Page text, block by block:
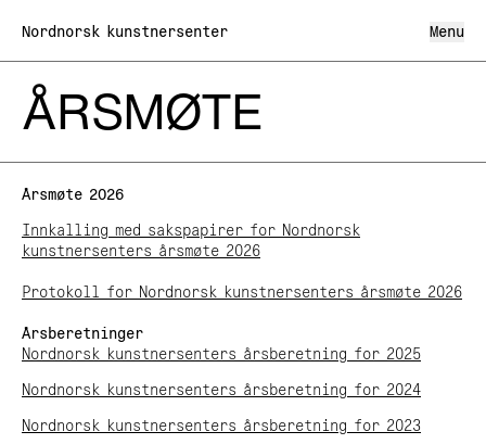
Nordnorsk kunstnersenter Menu
Hva skjer
Utstillinger
Kunstnerhuset Svolvær
Kunsthandel
Den kulturelle skolesekken
Nordnorsk kunstnerregister
Nordnorsk kunstnersenter på tur
Stipend
Om oss
Om Nordnorsk kunstnersenter
Organisasjon og styre
Samarbeidspartnere og nettverk
Personvernerklæring
Besøk oss
Tirsdag–Søndag 10–16
NO
ÅRSMØTE
Årsmøte 2026
Innkalling med sakspapirer for Nordnorsk
kunstnersenters årsmøte 2026
Protokoll for Nordnorsk kunstnersenters årsmøte 2026
Årsberetninger
Nordnorsk kunstnersenters årsberetning for 2025
Nordnorsk kunstnersenters årsberetning for 2024
Nordnorsk kunstnersenters årsberetning for 2023